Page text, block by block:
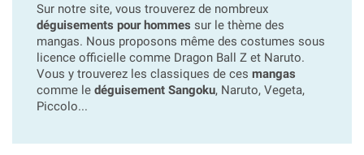
Sur notre site, vous trouverez de nombreux
déguisements pour hommes sur le thème des
mangas. Nous proposons même des costumes sous
licence officielle comme Dragon Ball Z et Naruto.
Vous y trouverez les classiques de ces mangas
comme le déguisement Sangoku, Naruto, Vegeta,
Piccolo...